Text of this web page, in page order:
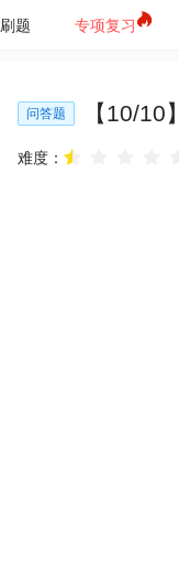
刷题 专项复习
问答题 【10/10】
难度：